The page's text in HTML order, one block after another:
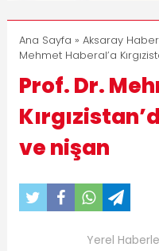
11:30
Ana Sayfa » Aksaray
Mehmet Haberal’a
Prof. Dr.
ve nişan
Yerel